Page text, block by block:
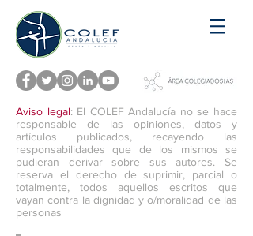
Aviso legal: El COLEF Andalucía no se hace
responsable de las opiniones, datos y
artículos publicados, recayendo las
responsabilidades que de los mismos se
pudieran derivar sobre sus autores. Se
reserva el derecho de suprimir, parcial o
totalmente, todos aquellos escritos que
vayan contra la dignidad y o/moralidad de las
personas